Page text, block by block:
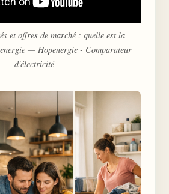
et offres de marché : quelle est la
— Hopenergie - Comparateur
d'électricité